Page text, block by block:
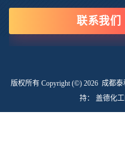
联系我们
版权所有 Copyright (©) 2026 成都泰
持： 盖德化工